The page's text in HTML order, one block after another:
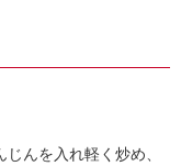
んを入れ軽く炒め、